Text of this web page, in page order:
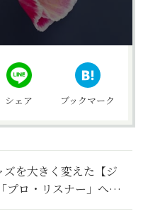
シェア ブックマーク
を大きく変えた【ジ
プロ・リスナー」への